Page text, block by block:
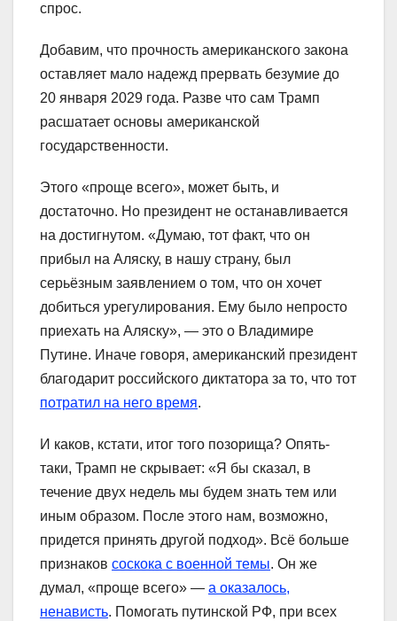
спрос.
Добавим, что прочность американского закона
оставляет мало надежд прервать безумие до
20 января 2029 года. Разве что сам Трамп
расшатает основы американской
государственности.
Этого «проще всего», может быть, и
достаточно. Но президент не останавливается
на достигнутом. «Думаю, тот факт, что он
прибыл на Аляску, в нашу страну, был
серьёзным заявлением о том, что он хочет
добиться урегулирования. Ему было непросто
приехать на Аляску», — это о Владимире
Путине. Иначе говоря, американский президент
благодарит российского диктатора за то, что тот
потратил на него время.
И каков, кстати, итог того позорища? Опять-
таки, Трамп не скрывает: «Я бы сказал, в
течение двух недель мы будем знать тем или
иным образом. После этого нам, возможно,
придется принять другой подход». Всё больше
признаков соскока с военной темы. Он же
думал, «проще всего» — а оказалось,
ненависть. Помогать путинской РФ, при всех